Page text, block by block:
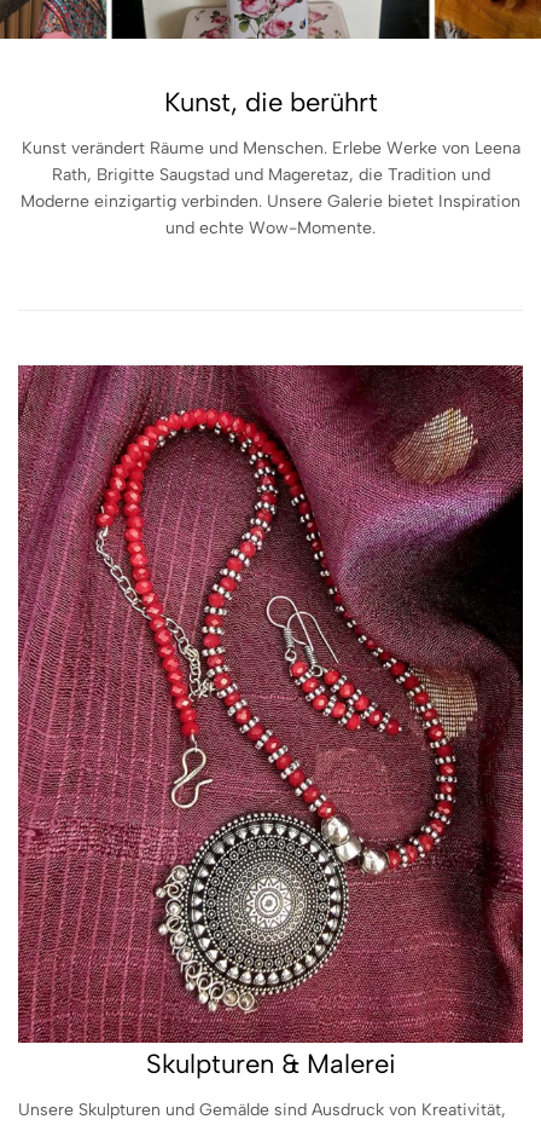
Kunst, die berührt
Kunst verändert Räume und Menschen. Erlebe Werke von Leena
Rath, Brigitte Saugstad und Mageretaz, die Tradition und
Moderne einzigartig verbinden. Unsere Galerie bietet Inspiration
und echte Wow-Momente.
Skulpturen & Malerei
Unsere Skulpturen und Gemälde sind Ausdruck von Kreativität,